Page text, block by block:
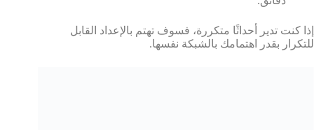
إذا كنت تدير أحداثًا متكررة، فسوف تهتم بالإعداد القابل
للتكرار بقدر اهتمامك بالشبكة نفسها.